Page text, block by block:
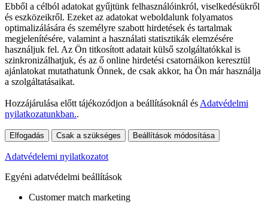
Ebből a célból adatokat gyűjtünk felhasználóinkról, viselkedésükről
és eszközeikről. Ezeket az adatokat weboldalunk folyamatos
optimalizálására és személyre szabott hirdetések és tartalmak
megjelenítésére, valamint a használati statisztikák elemzésére
használjuk fel. Az Ön titkosított adatait külső szolgáltatókkal is
szinkronizálhatjuk, és az ő online hirdetési csatornáikon keresztül
ajánlatokat mutathatunk Önnek, de csak akkor, ha Ön már használja
a szolgáltatásaikat.
Hozzájárulása előtt tájékozódjon a beállításoknál és Adatvédelmi
nyilatkozatunkban..
Elfogadás Csak a szükséges Beállítások módosítása
Adatvédelemi nyilatkozatot
Egyéni adatvédelmi beállítások
Customer match marketing